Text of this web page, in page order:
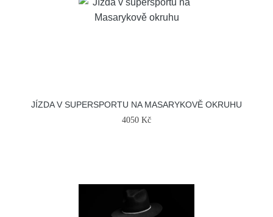
JÍZDA V SUPERSPORTU NA MASARYKOVĚ OKRUHU
4050 Kč